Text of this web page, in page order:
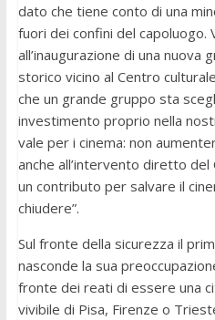
dato che tiene conto di una
fuori dei confini del capoluogo.
all’inaugurazione di una nuova
storico vicino al Centro
che un grande gruppo sta
investimento proprio nella
vale per i cinema: non
anche all’intervento diretto
un contributo per salvare il
chiudere”.
Sul fronte della sicurezza il
nasconde la sua
fronte dei reati di essere una
vivibile di Pisa, Firenze o